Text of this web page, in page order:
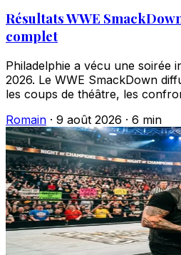
Résultats WWE
complet
Philadelphie a vécu une soirée
2026. Le WWE SmackDown
les coups de théâtre, les
Romain · 9 août 2026 · 6 min